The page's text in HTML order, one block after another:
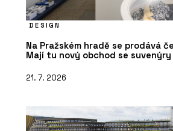
DESIGN
Na Pražském hradě se prodává
Mají tu nový obchod se suvenýry
21. 7. 2026